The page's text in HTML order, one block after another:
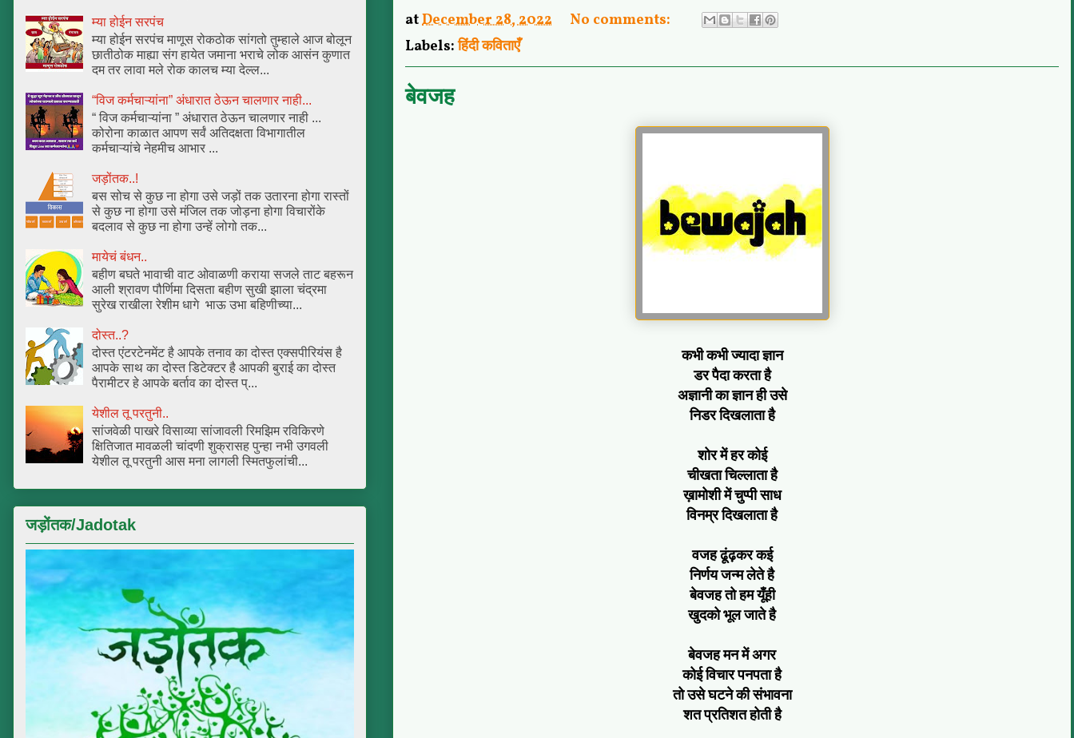
atDecember 28, 2022
No comments:
Labels:हिंदी कविताएँ
बेवजह
कभी कभी ज्यादा ज्ञान
डर पैदा करता है
अज्ञानी का ज्ञान ही उसे
निडर दिखलाता है
शोर में हर कोई
चीखता चिल्लाता है
ख़ामोशी में चुप्पी साध
विनम्र दिखलाता है
वजह ढूंढ़कर कई
निर्णय जन्म लेते है
बेवजह तो हम यूँही
खुदको भूल जाते है
बेवजह मन में अगर
कोई विचार पनपता है
तो उसे घटने की संभावना
शत प्रतिशत होती है
म्या होईन सरपंच
म्या होईन सरपंच माणूस रोकठोक सांगतो तुम्हाले आज बोलून
छातीठोक माह्या संग हायेत जमाना भराचे लोक आसंन कुणात
दम तर लावा मले रोक कालच म्या देल्ल...
“विज कर्मचाऱ्यांना” अंधारात ठेऊन चालणार नाही...
“ विज कर्मचाऱ्यांना ” अंधारात ठेऊन चालणार नाही ...
कोरोना काळात आपण सर्वं अतिदक्षता विभागातील
कर्मचाऱ्यांचे नेहमीच आभार ...
जड़ोंतक..!
बस सोच से कुछ ना होगा उसे जड़ों तक उतारना होगा रास्तों
से कुछ ना होगा उसे मंजिल तक जोड़ना होगा विचारोंके
बदलाव से कुछ ना होगा उन्हें लोगो तक...
मायेचं बंधन..
बहीण बघते भावाची वाट ओवाळणी कराया सजले ताट बहरून
आली श्रावण पौर्णिमा दिसता बहीण सुखी झाला चंद्रमा
सुरेख राखीला रेशीम धागे भाऊ उभा बहिणीच्या...
दोस्त..?
दोस्त एंटरटेनमेंट है आपके तनाव का दोस्त एक्सपीरियंस है
आपके साथ का दोस्त डिटेक्टर है आपकी बुराई का दोस्त
पैरामीटर हे आपके बर्ताव का दोस्त प्...
येशील तू परतुनी..
सांजवेळी पाखरे विसाव्या सांजावली रिमझिम रविकिरणे
क्षितिजात मावळली चांदणी शुक्रासह पुन्हा नभी उगवली
येशील तू परतुनी आस मना लागली स्मितफुलांची...
जड़ोंतक/Jadotak